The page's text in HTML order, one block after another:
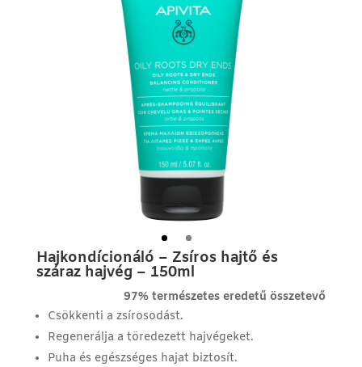
Hajkondícionáló – Zsíros hajtő és
száraz hajvég – 150ml
97% természetes eredetű összetevő
Csökkenti a zsírosodást.
Regenerálja a töredezett hajvégeket.
Puha és egészséges hajat biztosít.